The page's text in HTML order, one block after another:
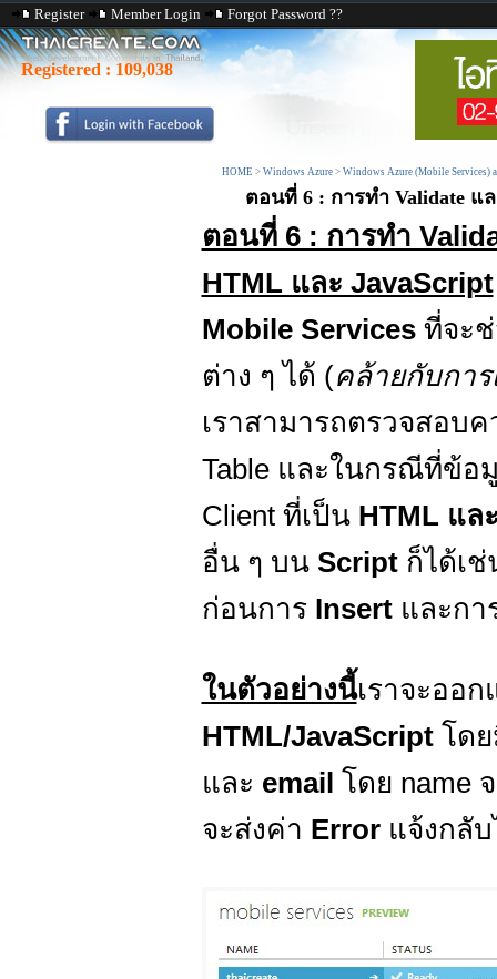
Register Member Login Forgot Password ??
Registered : 109,038
HOME > Windows Azure > Windows Azure (Mobile Services)
ตอนที่ 6 : การทำ Validate แ
ตอนที่ 6 : การทำ
HTML และ JavaScript
Mobile Services ที่จะ
ต่าง ๆ ได้ (คล้ายกับการ
เราสามารถตรวจสอบ
Table และในกรณีที่ข้อ
Client ที่เป็น HTML แล
อื่น ๆ บน Script ก็ได้เ
ก่อนการ Insert และกา
ในตัวอย่างนี้เราจะออ
HTML/JavaScript โด
และ email โดย name
จะส่งค่า Error แจ้งกลั